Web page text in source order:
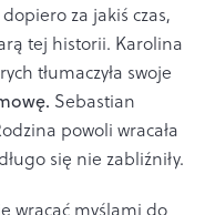
za jakiś czas,
tej historii. Karolina
tłumaczyła swoje
Sebastian
powoli wracała
się nie zabliźniły.
wracać myślami do